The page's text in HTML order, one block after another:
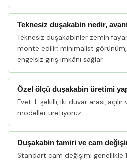
Teknesiz duşakabin nedir,
Teknesiz duşakabinler zemin
monte edilir; minimalist
engelsiz giriş imkânı sağlar.
Özel ölçü duşakabin üretimi
Evet. L şekilli, iki duvar arası,
modeller üretiyoruz.
Duşakabin tamiri ve cam
Standart cam değişimi genellikle